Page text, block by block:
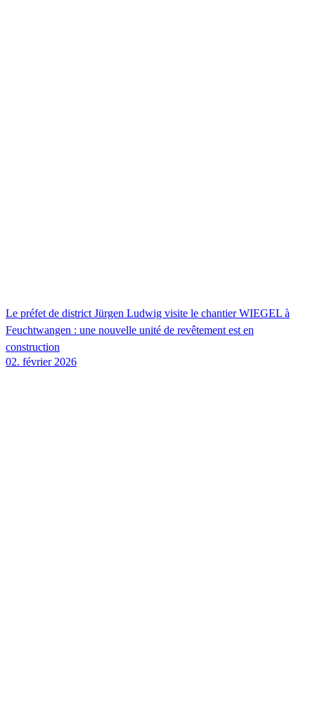
Le préfet de district Jürgen Ludwig visite le chantierWIEGEL à
Feuchtwangen : une nouvelle unité de revêtement est en
construction
02. février 2026